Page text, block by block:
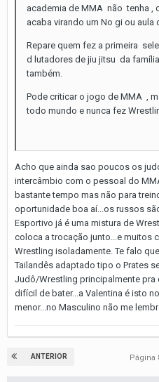
academia de MMA não tenha ,
acaba virando um No gi ou aula
Repare quem fez a primeira
d lutadores de jiu jitsu da
também.
Pode criticar o jogo de MMA ,
todo mundo e nunca fez
Acho que ainda sao poucos os
intercâmbio com o pessoal do
bastante tempo mas não para
oportunidade boa aí...os russos
Esportivo já é uma mistura de
coloca a trocação junto...e muitos
Wrestling isoladamente. Te falo
Tailandês adaptado tipo o Prates
Judô/Wrestling principalmente
difícil de bater...a Valentina é isto
menor...no Masculino não me
ANTERIOR Página